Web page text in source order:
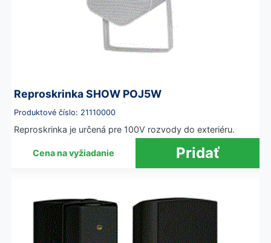
Reproskrinka SHOW POJ5W
Produktové číslo: 21110000
Reproskrinka je určená pre 100V rozvody do exteriéru.
Cena na vyžiadanie